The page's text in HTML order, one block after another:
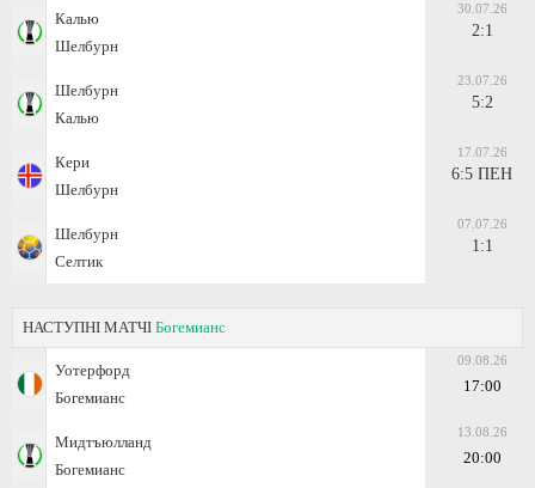
Калью
Шелбурн
30.07.26
2:1
Шелбурн
Калью
23.07.26
5:2
Кери
Шелбурн
17.07.26
6:5 ПЕН
Шелбурн
Селтик
07.07.26
1:1
НАСТУПНІ МАТЧІ Богемианс
Уотерфорд
Богемианс
09.08.26
17:00
Мидтъюлланд
Богемианс
13.08.26
20:00